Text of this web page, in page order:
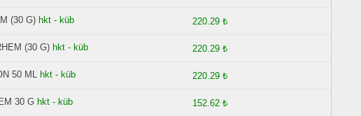
(30 G) hkt - küb 220.29 ₺
(30 G) hkt - küb 220.29 ₺
50 ML hkt - küb 220.29 ₺
30 G hkt - küb 152.62 ₺